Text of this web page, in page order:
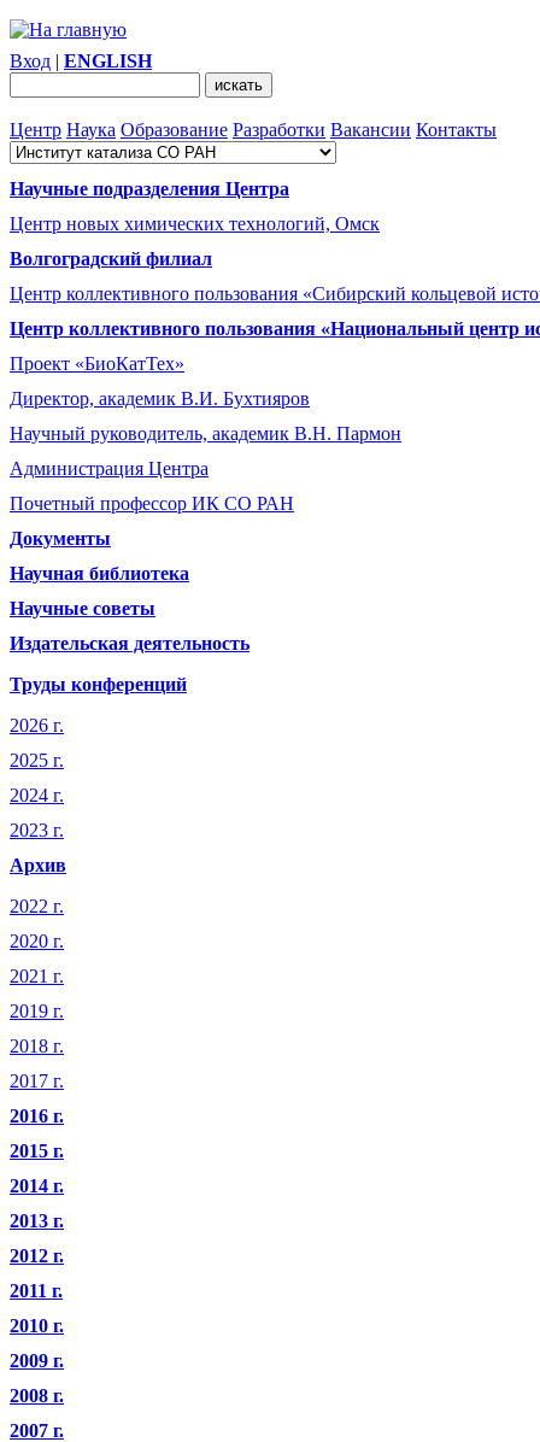
Вход | ENGLISH
Центр Наука Образование Разработки Вакансии Контакты
Научные подразделения Центра
Центр новых химических технологий, Омск
Волгоградский филиал
Центр коллективного пользования «Сибирский кольцевой
Центр коллективного пользования «Национальный центр
Проект «БиоКатТех»
Директор, академик В.И. Бухтияров
Научный руководитель, академик В.Н. Пармон
Администрация Центра
Почетный профессор ИК СО РАН
Документы
Научная библиотека
Научные советы
Издательская деятельность
Труды конференций
2026 г.
2025 г.
2024 г.
2023 г.
Архив
2022 г.
2020 г.
2021 г.
2019 г.
2018 г.
2017 г.
2016 г.
2015 г.
2014 г.
2013 г.
2012 г.
2011 г.
2010 г.
2009 г.
2008 г.
2007 г.